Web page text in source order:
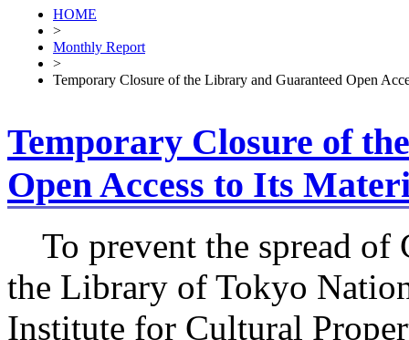
HOME
>
Monthly Report
>
Temporary Closure of the Library and Guaranteed Open
Temporary Closure of
Open Access to Its
To prevent the spread of
the Library of Tokyo
Institute for Cultural